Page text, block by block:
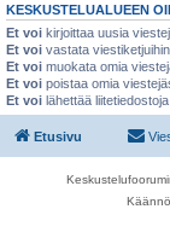
KESKUSTELUALUEEN
Et voi kirjoittaa uusia
Et voi vastata viestiketjuihin
Et voi muokata omia
Et voi poistaa omia
Et voi lähettää liitetiedostoja
Etusivu